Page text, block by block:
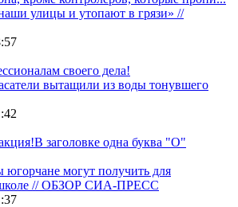
улицы и утопают в грязи» //
своего дела!
вытащили из воды тонувшего
заголовке одна буква "О"
могут получить для
школе // ОБЗОР СИА-ПРЕСС